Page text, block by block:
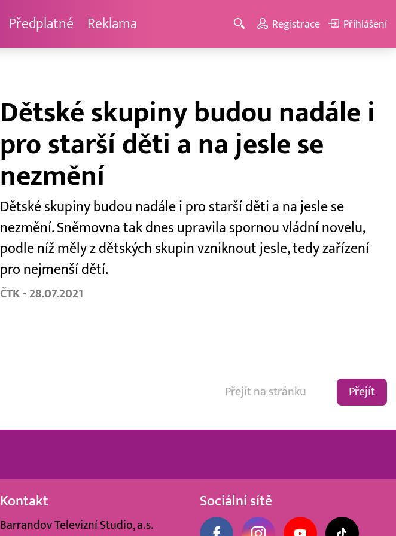
Předplatné Reklama Registrace Přihlášení
Dětské skupiny budou nadále i
pro starší děti a na jesle se
nezmění
Dětské skupiny budou nadále i pro starší děti a na jesle se
nezmění. Sněmovna tak dnes upravila spornou vládní novelu,
podle níž měly z dětských skupin vzniknout jesle, tedy zařízení
pro nejmenší dětí.
ČTK - 28.07.2021
Přejít
Kontakt
Barrandov Televizní Studio, a.s.
Sociální sítě